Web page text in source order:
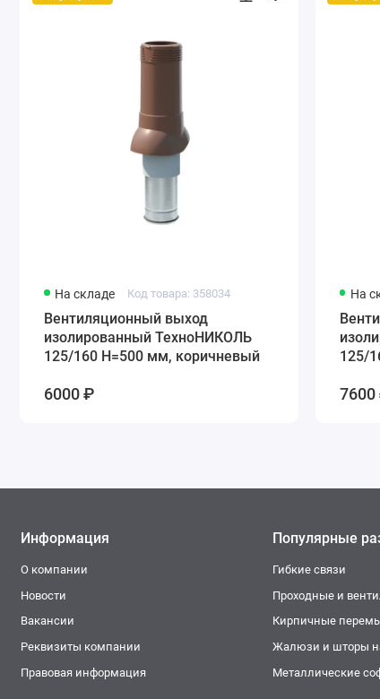
На складе Код товара: 358034
Вентиляционный выход
изолированный ТехноНИКОЛЬ
125/160 H=500 мм, коричневый
6000 ₽
На
125/
7600
Информация
О компании
Новости
Вакансии
Реквизиты компании
Правовая информация
Популярные
Гибкие связи
Проходные и
Кирпичные
Жалюзи и шторы
Металлические